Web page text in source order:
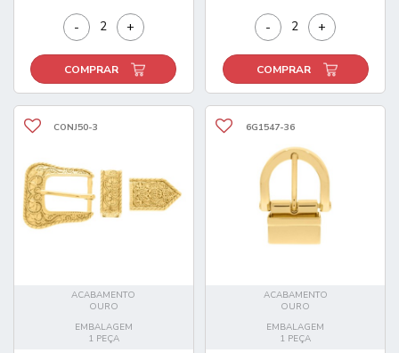
- +
COMPRAR
- +
COMPRAR
CONJ50-3
ACABAMENTO
OURO
EMBALAGEM
1 PEÇA
6G1547-36
ACABAMENTO
OURO
EMBALAGEM
1 PEÇA